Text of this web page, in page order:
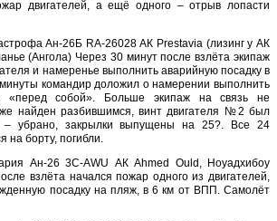
двигателей, а ещё одного – отрыв лопасти
Ан-26Б RA-26028 АК Prestavia (лизинг у АК
(Ангола) Через 30 минут после взлёта экипаж
и намеренье выполнить аварийную посадку в
командир доложил о намерении выполнить
«перед собой». Больше экипаж на связь не
найден разбившимся, винт двигателя №2 был
– убрано, закрылки выпущены на 25?. Все 24
на борту, погибли.
Ан-26 3C-AWU АК Ahmed Ould, Ноуадхибоу
взлёта начался пожар одного из двигателей,
посадку на пляж, в 6 км от ВПП. Самолёт